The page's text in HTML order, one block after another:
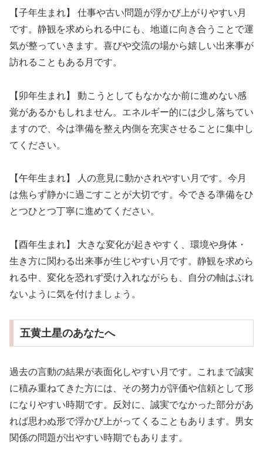
【子年生まれ】 仕事や古い問題が浮かび上がりやすい月
です。静観を求められる中にも、地道に向き合うことで運
気が整っていきます。喜びや交流の場から嬉しい出来事が
訪れることもある月です。
【卯年生まれ】 動こうとしてもなかなか前に進めない感
覚があるかもしれません。エネルギー的には少し落ちてい
ますので、今は準備を整え内側を充実させることに集中し
てください。
【午年生まれ】 人の意見に動かされやすい月です。今月
は焦らず静かに過ごすことが大切です。今できる準備をひ
とつひとつ丁寧に進めてください。
【酉年生まれ】 大きな変化が起きやすく、環境や身体・
生き方に関わる出来事が生じやすい月です。静観を求めら
れる中、変化を恐れず受け入れながらも、自分の軸はぶれ
ないように気を付けましょう。
五黄土星のあなたへ
過去の言動の結果が表面化しやすい月です。これまで誠実
に積み重ねてきた方には、その努力が評価や信頼として形
になりやすい時期です。反対に、誠実でなかった部分があ
れば思わぬ形で浮かび上がってくることもあります。男女
関係の問題が出やすい時期でもあります。